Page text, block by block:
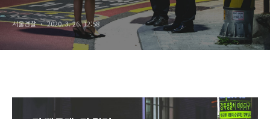
서울경찰 2020. 3. 26. 12:58